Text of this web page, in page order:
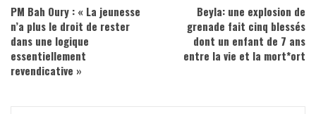
PM Bah Oury : « La jeunesse
n’a plus le droit de rester
dans une logique
essentiellement
revendicative »
Beyla: une explosion de
grenade fait cinq blessés
dont un enfant de 7 ans
entre la vie et la mort*ort